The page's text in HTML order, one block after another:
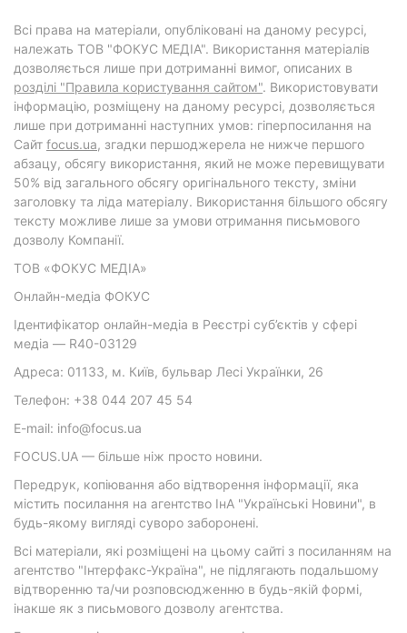
Всі права на матеріали, опубліковані на даному ресурсі,
належать ТОВ "ФОКУС МЕДІА". Використання матеріалів
дозволяється лише при дотриманні вимог, описаних в
розділі "Правила користування сайтом". Використовувати
інформацію, розміщену на даному ресурсі, дозволяється
лише при дотриманні наступних умов: гіперпосилання на
Cайт focus.ua, згадки першоджерела не нижче першого
абзацу, обсягу використання, який не може перевищувати
50% від загального обсягу оригінального тексту, зміни
заголовку та ліда матеріалу. Використання більшого обсягу
тексту можливе лише за умови отримання письмового
дозволу Компанії.
ТОВ «ФОКУС МЕДІА»
Онлайн-медіа ФОКУС
Ідентифікатор онлайн-медіа в Реєстрі суб’єктів у сфері
медіа — R40-03129
Адреса: 01133, м. Київ, бульвар Лесі Українки, 26
Телефон: +38 044 207 45 54
E-mail: info@focus.ua
FOCUS.UA — більше ніж просто новини.
Передрук, копіювання або відтворення інформації, яка
містить посилання на агентство ІнА "Українські Новини", в
будь-якому вигляді суворо заборонені.
Всі матеріали, які розміщені на цьому сайті з посиланням на
агентство "Інтерфакс-Україна", не підлягають подальшому
відтворенню та/чи розповсюдженню в будь-якій формі,
інакше як з письмового дозволу агентства.